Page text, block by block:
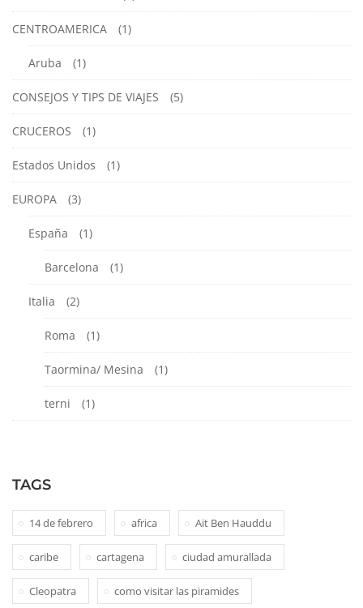
CENTROAMERICA (1)
Aruba (1)
CONSEJOS Y TIPS DE VIAJES (5)
CRUCEROS (1)
Estados Unidos (1)
EUROPA (3)
España (1)
Barcelona (1)
Italia (2)
Roma (1)
Taormina/ Mesina (1)
terni (1)
TAGS
14 de febrero africa Ait Ben Hauddu
caribe cartagena ciudad amurallada
Cleopatra como visitar las piramides